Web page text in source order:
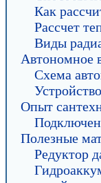
Как
Рассчет
Виды
Автономное
Схема
Опыт
Полезные
Редуктор